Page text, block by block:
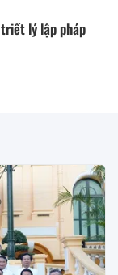
lý lập pháp